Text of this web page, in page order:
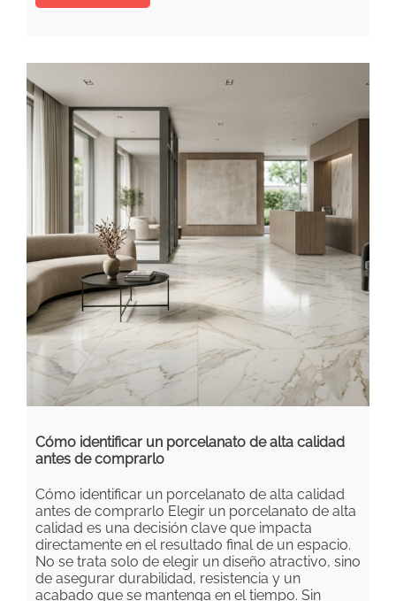
Cómo identificar un porcelanato de alta calidad
antes de comprarlo
Cómo identificar un porcelanato de alta calidad
antes de comprarlo Elegir un porcelanato de alta
calidad es una decisión clave que impacta
directamente en el resultado final de un espacio.
No se trata solo de elegir un diseño atractivo, sino
de asegurar durabilidad, resistencia y un
acabado que se mantenga en el tiempo. Sin